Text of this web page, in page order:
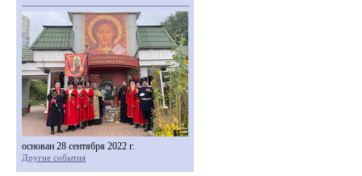
основан 28 сентября 2022 г.
Другие события